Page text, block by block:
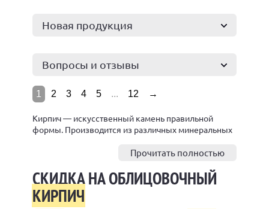
Новая продукция
Вопросы и отзывы
1 2 3 4 5 ... 12 →
Кирпич — искусственный камень правильной
формы. Производится из различных минеральных
свойствами натурального камня: прочностью,
Прочитать полностью
СКИДКА НА ОБЛИЦОВОЧНЫЙ
КИРПИЧ